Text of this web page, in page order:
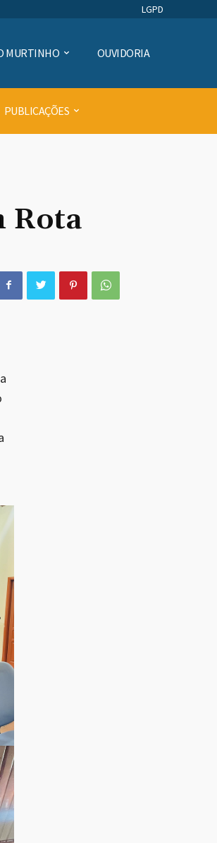
LGPD
MURTINHO OUVIDORIA
PUBLICAÇÕES
Rota